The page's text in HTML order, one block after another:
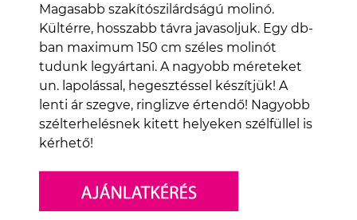
Magasabb szakítószilárdságú molinó.
Kültérre, hosszabb távra javasoljuk. Egy db-
ban maximum 150 cm széles molinót
tudunk legyártani. A nagyobb méreteket
un. lapolással, hegesztéssel készítjük! A
lenti ár szegve, ringlizve értendő! Nagyobb
szélterhelésnek kitett helyeken szélfüllel is
kérhető!